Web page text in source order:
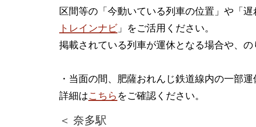
区間等の「今動いている列車の位置」や「
トレインナビ 」をご活用ください。
掲載されている列車が運休となる場合や、
・当面の間、肥薩おれんじ鉄道線内の一部
詳細はこちら をご確認ください。
＜ 奈多駅